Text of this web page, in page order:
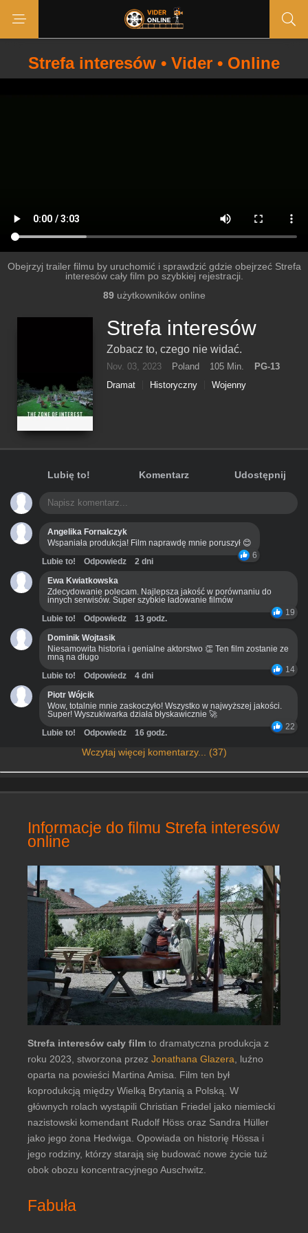
Strefa interesów • Vider • Online
Obejrzyj trailer filmu by uruchomić i sprawdzić gdzie obejrzeć Strefa
interesów cały film po szybkiej rejestracji.
89użytkowników online
Strefa interesów
Zobacz to, czego nie widać.
Nov. 03, 2023 Poland 105 Min.
PG-13
Dramat
Historyczny Wojenny
Lubię to! Komentarz Udostępnij
Angelika Fornalczyk
Wspaniała produkcja! Film naprawdę mnie poruszył 😊
6
Lubie to! Odpowiedz
2 dni
Ewa Kwiatkowska
Zdecydowanie polecam. Najlepsza jakość w porównaniu do
innych serwisów. Super szybkie ładowanie filmów
19
Lubie to! Odpowiedz
13 godz.
Dominik Wojtasik
Niesamowita historia i genialne aktorstwo 👏 Ten film zostanie ze
mną na długo
14
Lubie to! Odpowiedz
4 dni
Piotr Wójcik
Wow, totalnie mnie zaskoczyło! Wszystko w najwyższej jakości.
Super! Wyszukiwarka działa błyskawicznie 🚀
22
Lubie to! Odpowiedz 16 godz.
Wczytaj więcej komentarzy... (37)
Informacje do filmu Strefa interesów
online
Strefa interesów cały film to dramatyczna produkcja z
roku 2023, stworzona przez Jonathana Glazera , luźno
oparta na powieści Martina Amisa. Film ten był
koprodukcją między Wielką Brytanią a Polską. W
głównych rolach wystąpili Christian Friedel jako niemiecki
nazistowski komendant Rudolf Höss oraz Sandra Hüller
jako jego żona Hedwiga. Opowiada on historię Hössa i
jego rodziny, którzy starają się budować nowe życie tuż
obok obozu koncentracyjnego Auschwitz.
Fabuła